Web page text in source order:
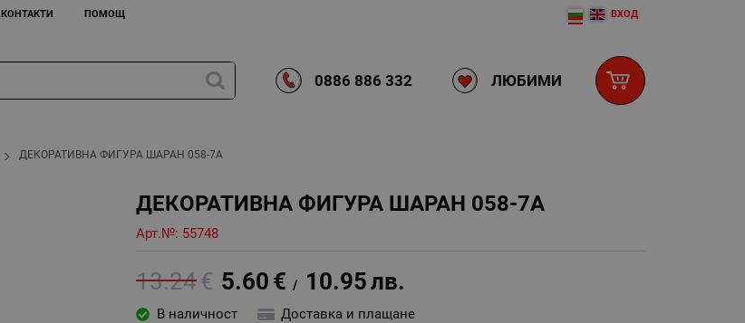
КОНТАКТИ ПОМОЩ ВХОД
0886 886 332 ЛЮБИМИ
ДЕКОРАТИВНА ФИГУРА ШАРАН 058-7А
ДЕКОРАТИВНА ФИГУРА ШАРАН 058-7А
Арт.№: 55748
13.24€ 5.60 € / 10.95лв.
В наличност Доставка и плащане